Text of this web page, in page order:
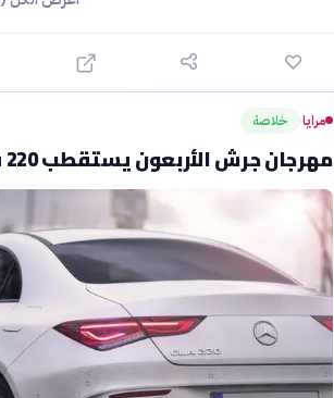
مرايا› خلاصة
مهرجان جرش الأربعون يستقطب 220 فعالية فنية وثقافية